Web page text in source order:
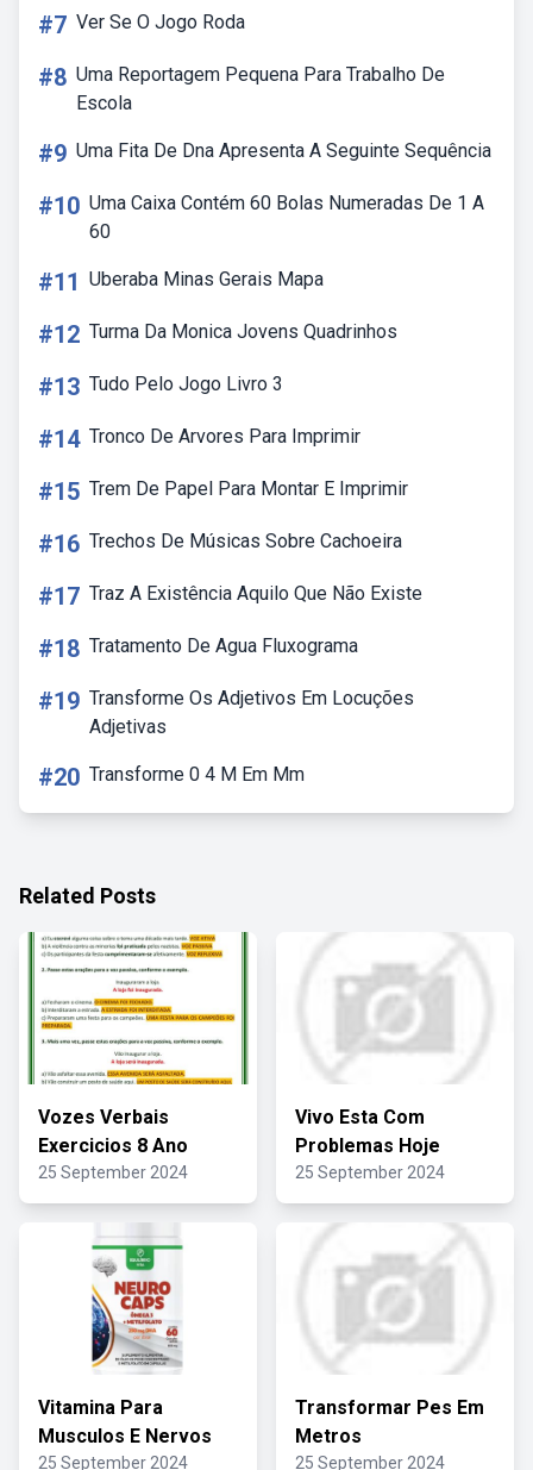
#7 Ver Se O Jogo Roda
#8 Uma Reportagem Pequena Para Trabalho De
Escola
#9 Uma Fita De Dna Apresenta A Seguinte Sequência
#10 Uma Caixa Contém 60 Bolas Numeradas De 1 A
60
#11 Uberaba Minas Gerais Mapa
#12 Turma Da Monica Jovens Quadrinhos
#13 Tudo Pelo Jogo Livro 3
#14 Tronco De Arvores Para Imprimir
#15 Trem De Papel Para Montar E Imprimir
#16 Trechos De Músicas Sobre Cachoeira
#17 Traz A Existência Aquilo Que Não Existe
#18 Tratamento De Agua Fluxograma
#19 Transforme Os Adjetivos Em Locuções
Adjetivas
#20 Transforme 0 4 M Em Mm
Related Posts
Vozes Verbais
Exercicios 8 Ano
25 September 2024
Vivo Esta Com
Problemas Hoje
25 September 2024
Vitamina Para
Musculos E Nervos
25 September 2024
Transformar Pes Em
Metros
25 September 2024